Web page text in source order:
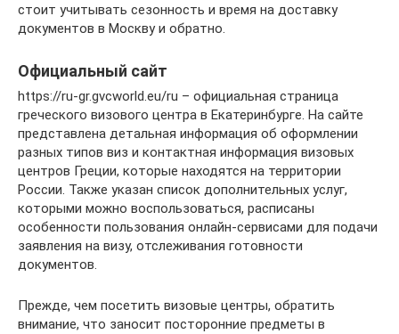
стоит учитывать сезонность и время на доставку
документов в Москву и обратно.
Официальный сайт
https://ru-gr.gvcworld.eu/ru – официальная страница
греческого визового центра в Екатеринбурге. На сайте
представлена детальная информация об оформлении
разных типов виз и контактная информация визовых
центров Греции, которые находятся на территории
России. Также указан список дополнительных услуг,
которыми можно воспользоваться, расписаны
особенности пользования онлайн-сервисами для подачи
заявления на визу, отслеживания готовности
документов.
Прежде, чем посетить визовые центры, обратить
внимание, что заносит посторонние предметы в